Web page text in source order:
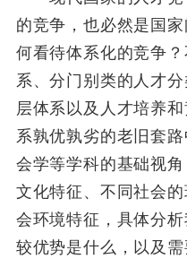
的竞争，也必然是国
何看待体系化的竞争
系、分门别类的人才
层体系以及人才培养
系孰优孰劣的老旧套
会学等学科的基础视
文化特征、不同社会
会环境特征，具体分
较优势是什么，以及